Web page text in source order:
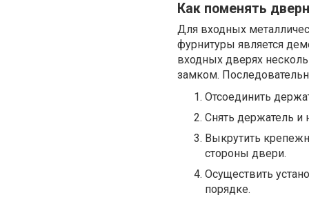
Как поменять
Для входных
фурнитуры является
входных дверях
замком.
Отсоединить
Снять держатель и
Выкрутить
стороны двери.
Осуществить
порядке.